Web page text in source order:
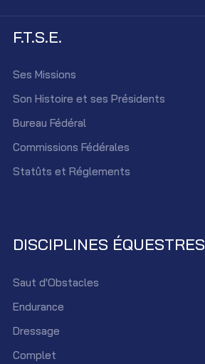
F.T.S.E.
Ses Missions
Son Histoire et ses Présidents
Bureau Fédéral
Commissions Fédérales
Statûts et Réglements
DISCIPLINES ÉQUESTRES
Saut d'Obstacles
Endurance
Dressage
Complet